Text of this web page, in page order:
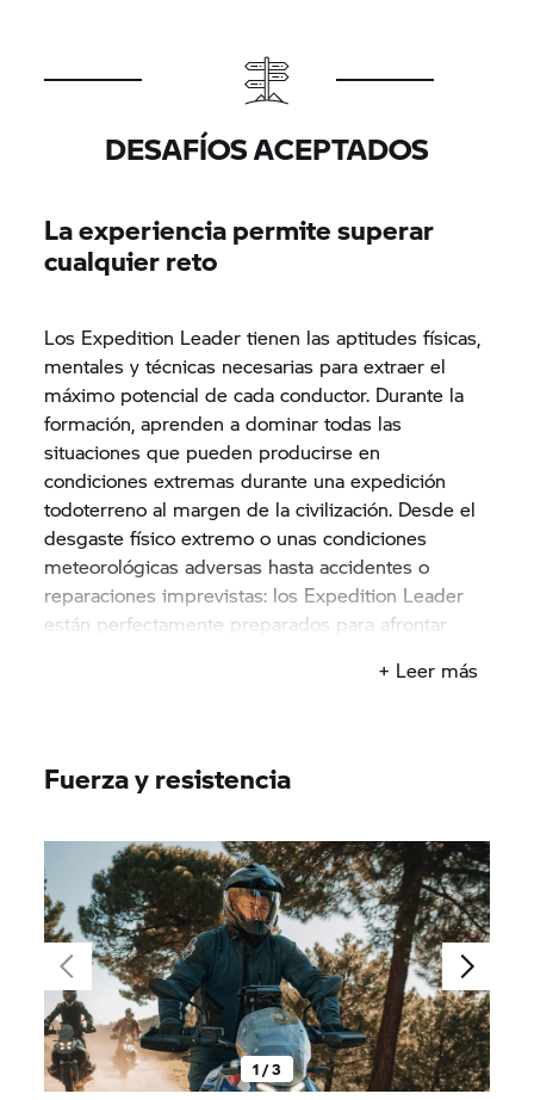
DESAFÍOS ACEPTADOS
La experiencia permite superar
cualquier reto
Los Expedition Leader tienen las aptitudes físicas,
mentales y técnicas necesarias para extraer el
máximo potencial de cada conductor. Durante la
formación, aprenden a dominar todas las
situaciones que pueden producirse en
condiciones extremas durante una expedición
todoterreno al margen de la civilización. Desde el
desgaste físico extremo o unas condiciones
meteorológicas adversas hasta accidentes o
reparaciones imprevistas: los Expedition Leader
están perfectamente preparados para afrontar
+ Leer más
Fuerza y resistencia
1 / 3